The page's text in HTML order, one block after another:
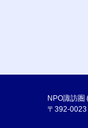
NPO諏訪
〒392-0023